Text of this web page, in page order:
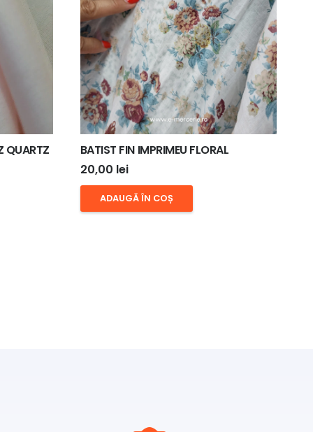
QUARTZ
BATIST FIN IMPRIMEU FLORAL
20,00 lei
ADAUGĂ ÎN COȘ